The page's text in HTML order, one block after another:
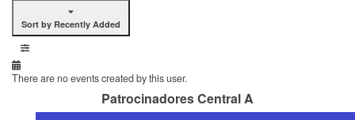
Sort by Recently Added
There are no events created by this user.
Patrocinadores Central A